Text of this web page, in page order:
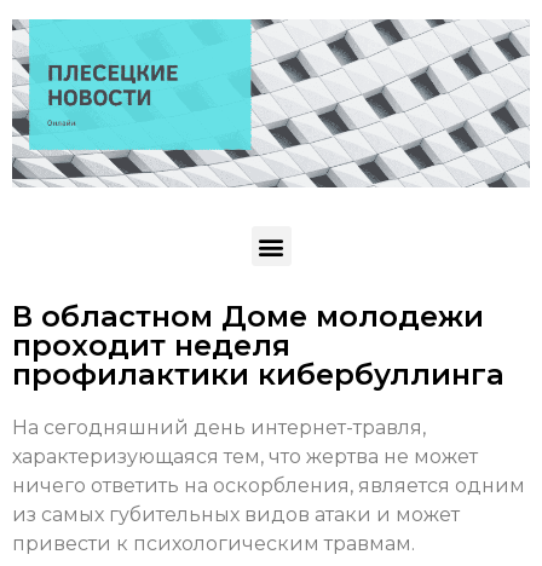
В областном Доме молодежи
проходит неделя
профилактики кибербуллинга
На сегодняшний день интернет-травля,
характеризующаяся тем, что жертва не может
ничего ответить на оскорбления, является одним
из самых губительных видов атаки и может
привести к психологическим травмам.